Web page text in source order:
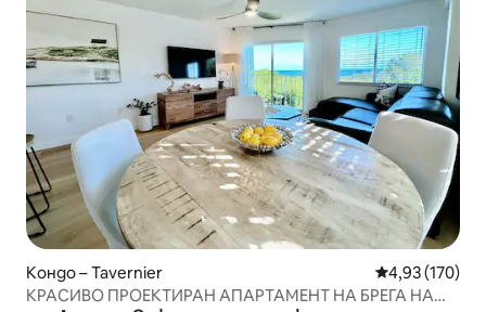
Кондо – Tavernier Средна
4,93 (170)
КРАСИВО ПРОЕКТИРАН АПАРТАМЕНТ НА БРЕГА НА